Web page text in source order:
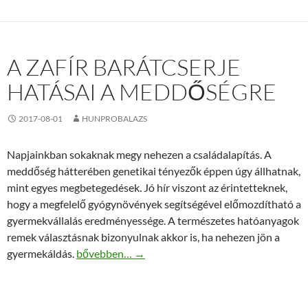
A ZAFÍR BARÁTCSERJE
HATÁSAI A MEDDŐSÉGRE
2017-08-01 HUNPROBALAZS
Napjainkban sokaknak megy nehezen a családalapítás. A
meddőség hátterében genetikai tényezők éppen úgy állhatnak,
mint egyes megbetegedések. Jó hír viszont az érintetteknek,
hogy a megfelelő gyógynövények segítségével előmozdítható a
gyermekvállalás eredményessége. A természetes hatóanyagok
remek választásnak bizonyulnak akkor is, ha nehezen jön a
gyermekáldás. A Zafír Barátcserje hatásai a meddőségre
bővebben… →